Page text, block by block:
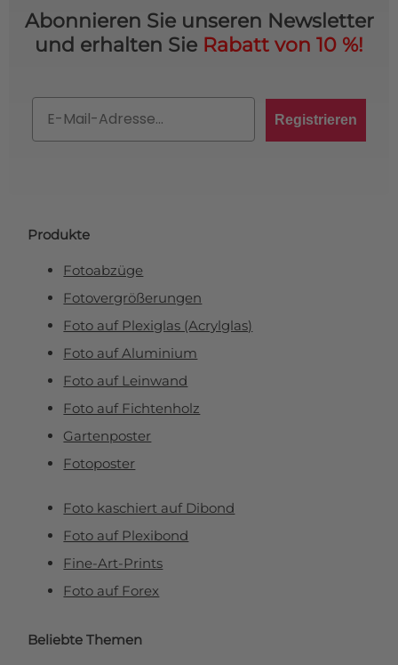
Abonnieren Sie unseren Newsletter
und erhalten Sie Rabatt von 10 %!
Registrieren
Produkte
Fotoabzüge
Fotovergrößerungen
Foto auf Plexiglas (Acrylglas)
Foto auf Aluminium
Foto auf Leinwand
Foto auf Fichtenholz
Gartenposter
Fotoposter
Foto kaschiert auf Dibond
Foto auf Plexibond
Fine-Art-Prints
Foto auf Forex
Beliebte Themen